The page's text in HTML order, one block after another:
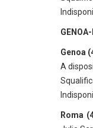
Genoa
A
Roma